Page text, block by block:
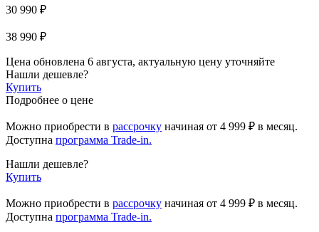
30 990 ₽
38 990 ₽
Цена обновлена 6 августа, актуальную цену уточняйте
Нашли дешевле?
Купить
Подробнее о цене
Можно приобрести в рассрочку начиная от 4 999 ₽ в месяц.
Доступна программа Trade-in.
Нашли дешевле?
Купить
Можно приобрести в рассрочку начиная от 4 999 ₽ в месяц.
Доступна программа Trade-in.